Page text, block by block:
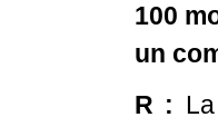
100
un
R :